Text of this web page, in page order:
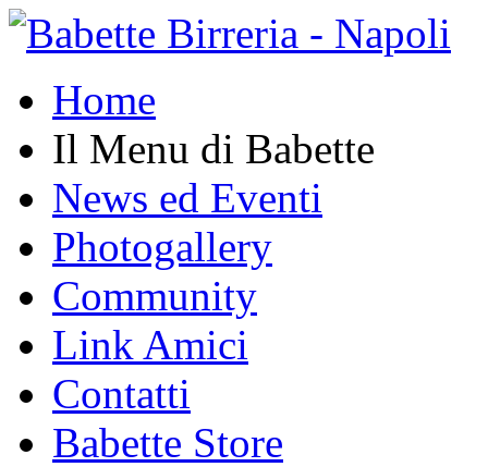
Home
Il Menu di Babette
News ed Eventi
Photogallery
Community
Link Amici
Contatti
Babette Store